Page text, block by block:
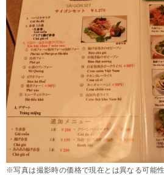
※写真は撮影時の価格で現在とは異なる可能